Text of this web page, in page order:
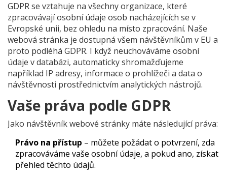
GDPR se vztahuje na všechny organizace, které
zpracovávají osobní údaje osob nacházejících se v
Evropské unii, bez ohledu na místo zpracování. Naše
webová stránka je dostupná všem návštěvníkům v EU a
proto podléhá GDPR. I když neuchováváme osobní
údaje v databázi, automaticky shromažďujeme
například IP adresy, informace o prohlížeči a data o
návštěvnosti prostřednictvím analytických nástrojů.
Vaše práva podle GDPR
Jako návštěvník webové stránky máte následující práva:
Právo na přístup – můžete požádat o potvrzení, zda
zpracováváme vaše osobní údaje, a pokud ano, získat
přehled těchto údajů.